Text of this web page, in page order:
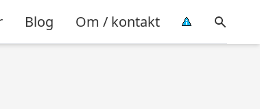
Blog Om / kontakt